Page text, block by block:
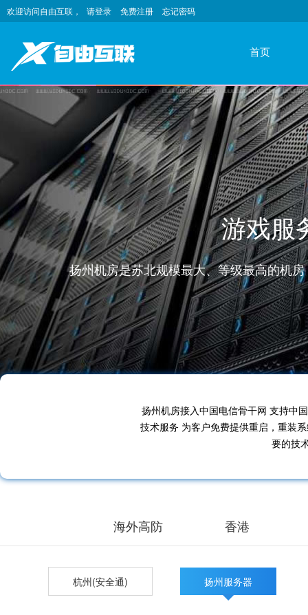
欢迎访问自由互联， 请登录 免费注册 忘记密码
首页
游戏服
扬州机房是苏北规模最大、等级最高的机
扬州机房接入中国电信骨干网 支持中
技术服务 为客户免费提供重启，重装
要的技
海外高防 香港
杭州(安全通) 扬州服务器